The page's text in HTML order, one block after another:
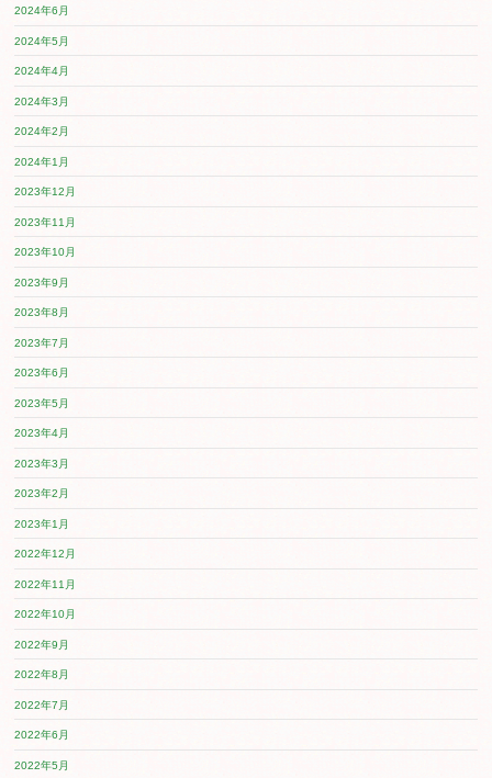
「にじいろのさかな」の絵本からぶどう組さんが製作を
作品ができました！ ...
2025.06.20
6月20日㈮ぱぷりか保育園上大岡